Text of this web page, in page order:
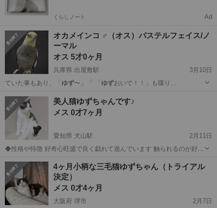
くらしノート Ad
オカメインコ ♂（オス）パステルフェイス/ノ
ーマル
オス 5才0ヶ月
兵庫県 出屋敷駅
3月10日
ていた事もあり、「 ゆず〜」「 「 ゆずおいで！！」も喋り…
兵庫 尼崎市 出屋敷駅
美人猫ゆずちゃんです♪
メス 0才7ヶ月
愛知県 犬山駅
2月11日
◆性格や特徴 好奇心旺盛で良く戯れて遊んでいます 触られるのが好き
みたいな色の珍しいハチワレちゃんです 目は保護時すでに外傷を負っ
ていて見えなくなって...
愛知 犬山市 犬山駅 猫 ゆず
4ヶ月小柄な三毛猫ゆずちゃん（トライアル
決定）
メス 0才4ヶ月
大阪府 堺市 2月7日